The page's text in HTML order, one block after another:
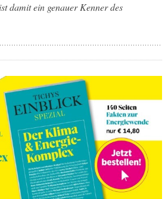
damit ein genauer Kenner des